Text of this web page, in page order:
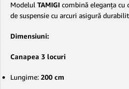
Modelul TAMIGI combină eleganța
de suspensie cu arcuri asigură
Dimensiuni:
Canapea 3 locuri
Lungime: 200 cm